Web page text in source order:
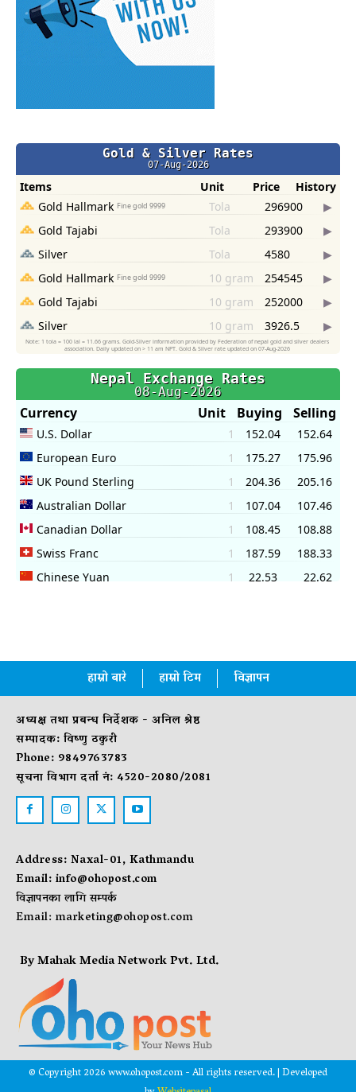
हाम्रो बारे हाम्रो टिम विज्ञापन
अध्यक्ष तथा प्रबन्ध निर्देशक - अनिल श्रेष्ठ
सम्पादक: विष्णु ठकुरी
Phone: 9849763783
सूचना विभाग दर्ता नं: 4520-2080/2081
Address: Naxal-01, Kathmandu
Email:info@ohopost.com
विज्ञापनका लागि सम्पर्क
Email:marketing@ohopost.com
By Mahak Media Network Pvt. Ltd.
© Copyright 2026 www.ohopost.com - All rights reserved. | Developed